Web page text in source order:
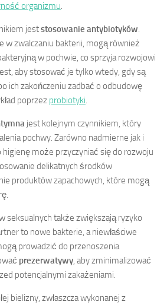
organizmu.
jeststosowanie antybiotyków.
w zwalczaniu bakterii, mogą również
w pochwie, co sprzyja rozwojowi
aby stosować je tylko wtedy, gdy są
ich zakończeniu zadbać o odbudowę
poprzez probiotyki.
jest kolejnym czynnikiem, który
pochwy. Zarówno nadmierne jak i
może przyczyniać się do rozwoju
delikatnych środków
produktów zapachowych, które mogą
seksualnych także zwiększają ryzyko
to nowe bakterie, a niewłaściwe
prowadzić do przenoszenia
prezerwatywy, aby zminimalizować
potencjalnymi zakażeniami.
bielizny, zwłaszcza wykonanej z